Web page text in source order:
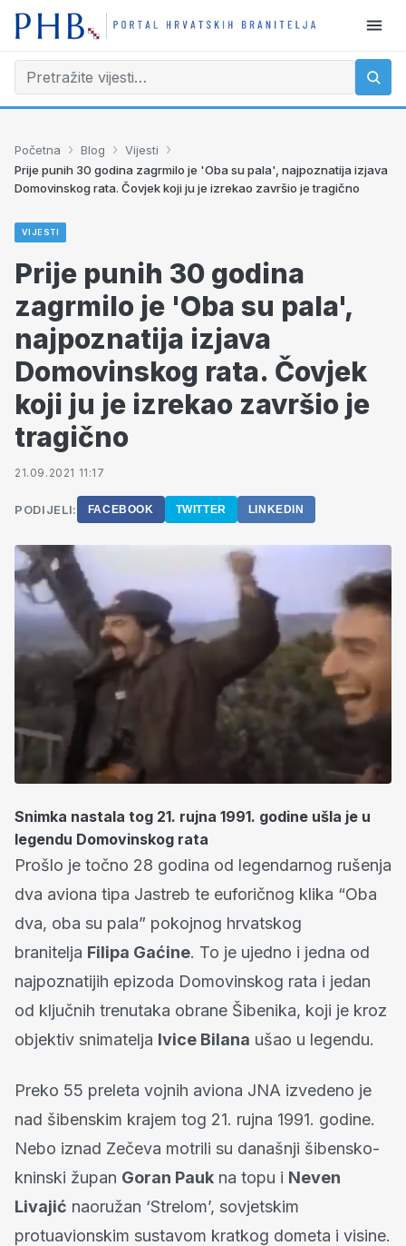
Početna › Blog › Vijesti ›
Prije punih 30 godina zagrmilo je 'Oba su pala', najpoznatija izjava
Domovinskog rata. Čovjek koji ju je izrekao završio je tragično
VIJESTI
Prije punih 30 godina
zagrmilo je 'Oba su pala',
najpoznatija izjava
Domovinskog rata. Čovjek
koji ju je izrekao završio je
tragično
21.09.2021 11:17
PODIJELI: FACEBOOK TWITTER LINKEDIN
Snimka nastala tog 21. rujna 1991. godine ušla je u
legendu Domovinskog rata
Prošlo je točno 28 godina od legendarnog rušenja
dva aviona tipa Jastreb te euforičnog klika “Oba
dva, oba su pala” pokojnog hrvatskog
branitelja Filipa Gaćine. To je ujedno i jedna od
najpoznatijih epizoda Domovinskog rata i jedan
od ključnih trenutaka obrane Šibenika, koji je kroz
objektiv snimatelja Ivice Bilana ušao u legendu.
Preko 55 preleta vojnih aviona JNA izvedeno je
nad šibenskim krajem tog 21. rujna 1991. godine.
Nebo iznad Zečeva motrili su današnji šibensko-
kninski župan Goran Pauk na topu i Neven
Livajić naoružan ‘Strelom’, sovjetskim
protuavionskim sustavom kratkog dometa i visine.